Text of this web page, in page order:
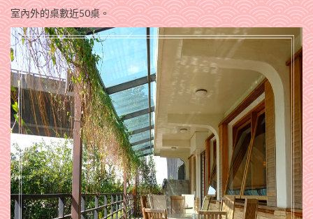
室內外的桌數近50桌。